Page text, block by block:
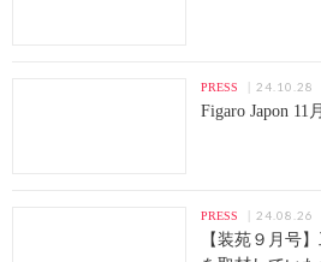
PRESS 24.10.28
Figaro Japon 11
PRESS 24.08.26
【装苑９月号